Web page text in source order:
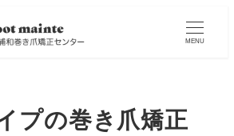
MENU
プの巻き爪矯正